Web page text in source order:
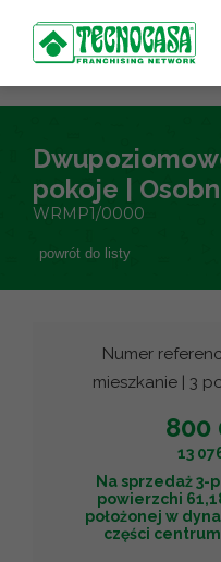
pokoje |
WRMP1/0000
powrót do listy
Numer
mieszkanie | 3
800
13
Na sprzedaż 3-
powierzchi
położonej w
części